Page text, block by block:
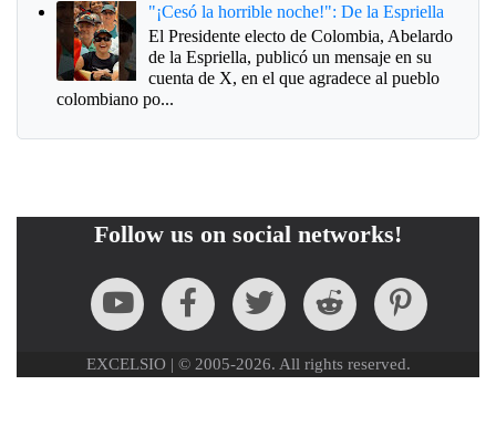
"¡Cesó la horrible noche!": De la Espriella
El Presidente electo de Colombia, Abelardo
de la Espriella, publicó un mensaje en su
cuenta de X, en el que agradece al pueblo
colombiano po...
Follow us on social networks!
EXCELSIO | © 2005-2026. All rights reserved.